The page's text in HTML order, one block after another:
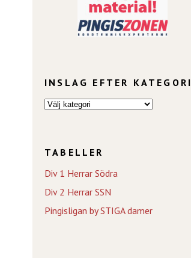
INSLAG EFTER KATEGORI
TABELLER
Div 1 Herrar Södra
Div 2 Herrar SSN
Pingisligan by STIGA damer